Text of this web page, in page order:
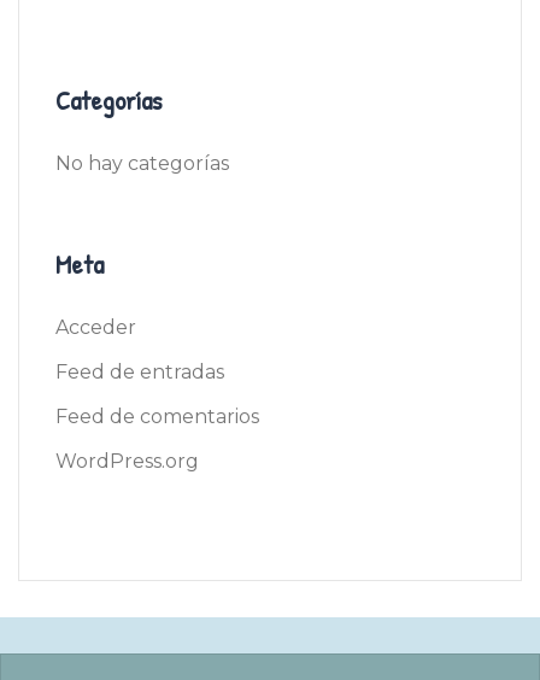
Categorías
No hay categorías
Meta
Acceder
Feed de entradas
Feed de comentarios
WordPress.org